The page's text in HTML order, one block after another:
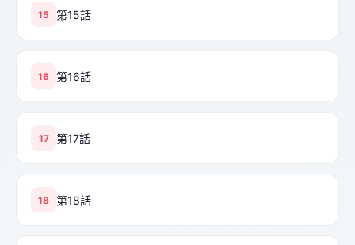
15 第15話
16 第16話
17 第17話
18 第18話